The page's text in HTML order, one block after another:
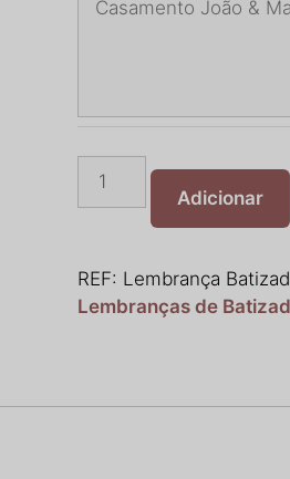
Quantidade
Lembrança
Frasco
Mel
Adicionar
REF: Lembrança
Lembranças de